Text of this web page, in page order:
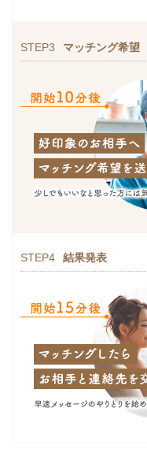
STEP3 マッチング希望
STEP4 結果発表